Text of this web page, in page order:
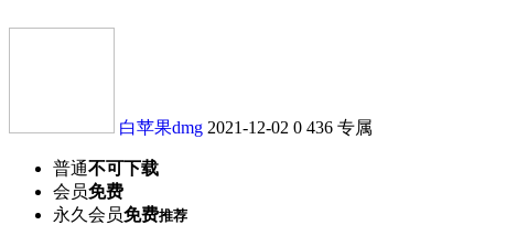
白苹果dmg 2021-12-02 0 436 专属
普通不可下载
会员免费
永久会员免费推荐